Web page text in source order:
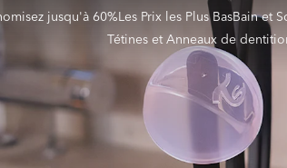
jusqu'à 60%Les Prix les Plus BasBain et
Tétines et Anneaux de